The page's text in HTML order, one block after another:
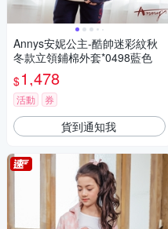
Annys安妮公主-酷帥迷彩紋秋
冬款立領鋪棉外套*0498藍色
$1,478
活動 券
貨到通知我